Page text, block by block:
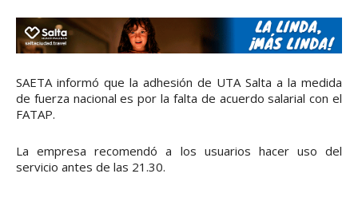
SAETA informó que la adhesión de UTA Salta a la medida
de fuerza nacional es por la falta de acuerdo salarial con el
FATAP.
La empresa recomendó a los usuarios hacer uso del
servicio antes de las 21.30.